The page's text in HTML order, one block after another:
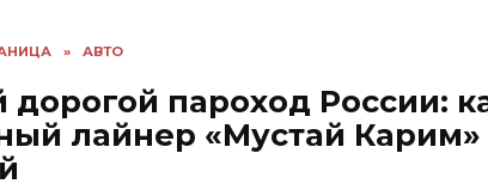
» АВТО
пароход России:
лайнер «Мустай Карим»